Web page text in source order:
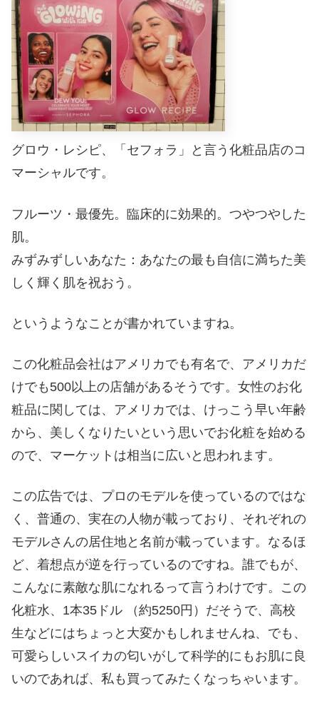
グロウ・レシピ、「セフォラ」と言う化粧品店のコ
マーシャルです。
フルーツ・最優先。臨床的に効果的。つやつやした
肌。
みずみずしいあなた：あなたの最も自信に満ちた美
しく輝く肌を祝おう。
というようなことが書かれていますね。
この化粧品会社はアメリカでも有名で、アメリカだ
けでも500以上の店舗があるそうです。女性のお化
粧品に関しては、アメリカでは、けっこう早い年齢
から、美しくなりたいという思いでお化粧を始める
ので、マーケットは相当に広いと思われます。
この広告では、プロのモデルを使っているのではな
く、普通の、実在の人物が載っており、それぞれの
モデルさんの居住地と名前が載っています。なるほ
ど、着想点が逆を行っているのですね。誰でもが、
こんなに素敵な肌になれるって言うわけです。この
化粧水、1本35ドル （約5250円）だそうで、高校
生などにはちょっと大変かもしれませんね、でも、
可愛らしいスイカの匂いがして科学的にもお肌に良
いのであれば、私も買ってみたくなっちゃいます。